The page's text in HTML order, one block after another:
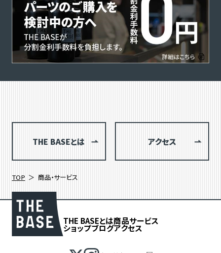
THE BASEとは アクセス
TOP 商品・サービス
THE BASEとは商品サービス
ショップブログアクセス